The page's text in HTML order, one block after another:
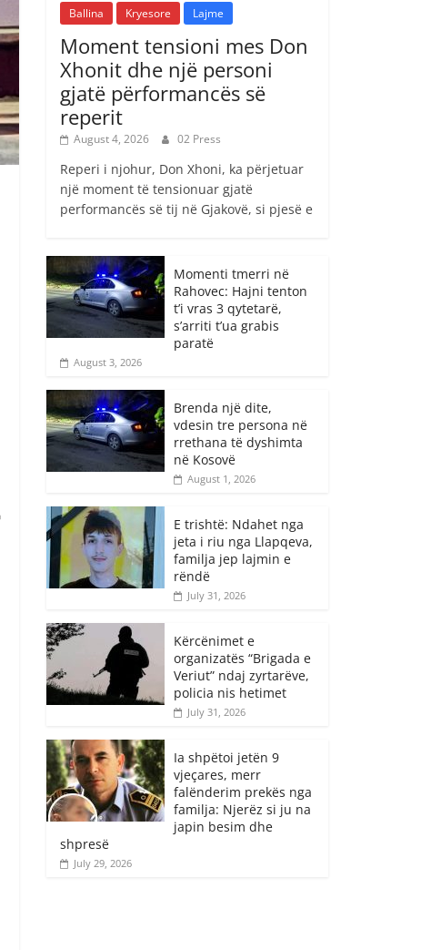
Ballina Kryesore Lajme
Moment tensioni mes Don
Xhonit dhe një personi
gjatë përformancës së
reperit
August 4, 2026 02 Press
Reperi i njohur, Don Xhoni, ka përjetuar
një moment të tensionuar gjatë
performancës së tij në Gjakovë, si pjesë e
Momenti tmerri në
Rahovec: Hajni tenton
t’i vras 3 qytetarë,
s’arriti t’ua grabis
paratë
August 3, 2026
Brenda një dite,
vdesin tre persona në
rrethana të dyshimta
në Kosovë
August 1, 2026
E trishtë: Ndahet nga
jeta i riu nga Llapqeva,
familja jep lajmin e
rëndë
July 31, 2026
Kërcënimet e
organizatës “Brigada e
Veriut” ndaj zyrtarëve,
policia nis hetimet
July 31, 2026
Ia shpëtoi jetën 9
vjeçares, merr
falënderim prekës nga
familja: Njerëz si ju na
japin besim dhe
shpresë
July 29, 2026